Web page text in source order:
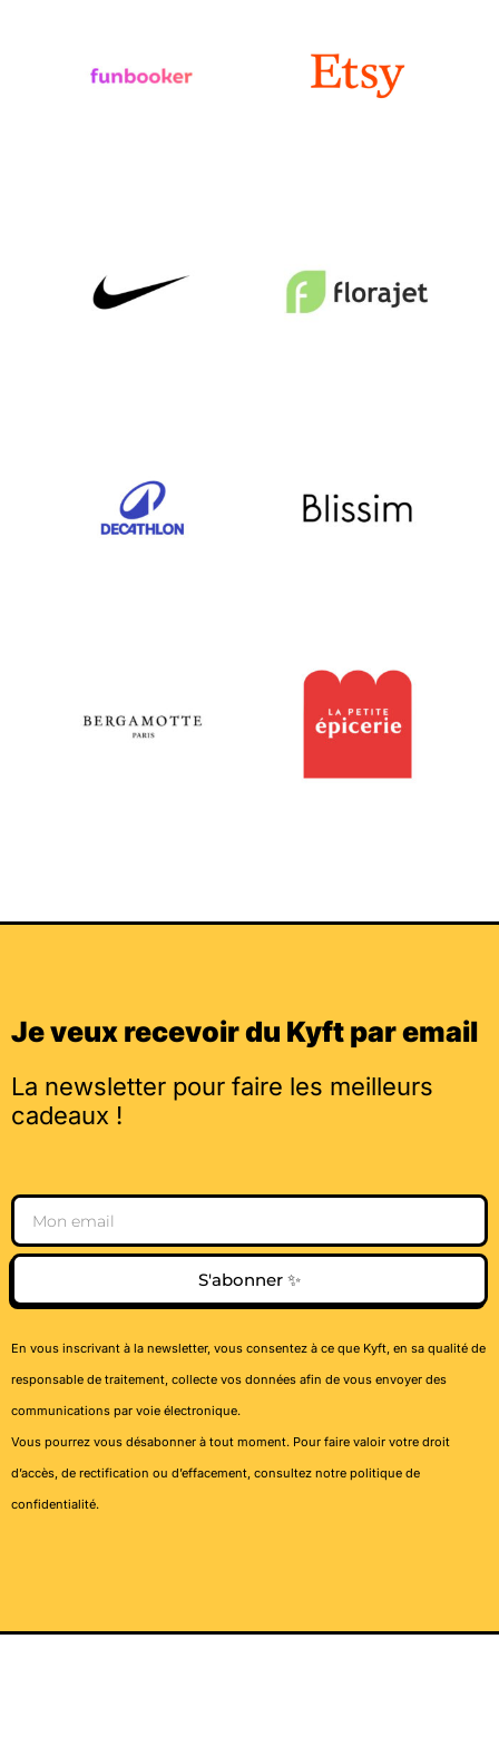
Je veux recevoir du Kyft par email
La newsletter pour faire les meilleurs
cadeaux !
Email
S'abonner ✨
En vous inscrivant à la newsletter, vous consentez à ce que Kyft, en sa qualité de
responsable de traitement, collecte vos données afin de vous envoyer des
communications par voie électronique.
Vous pourrez vous désabonner à tout moment. Pour faire valoir votre droit
d’accès, de rectification ou d’effacement, consultez notre politique de
confidentialité.